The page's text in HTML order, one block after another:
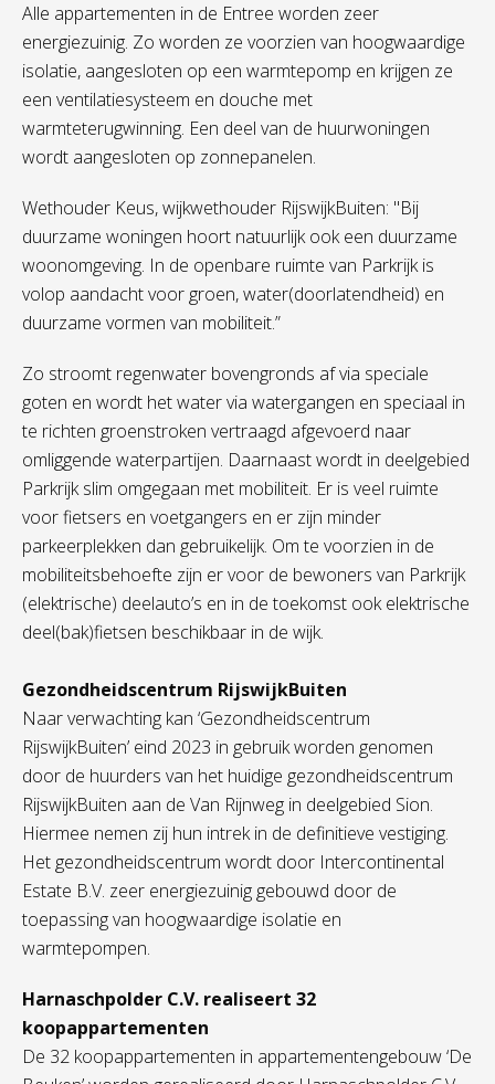
Alle appartementen in de Entree worden zeer
energiezuinig. Zo worden ze voorzien van hoogwaardige
isolatie, aangesloten op een warmtepomp en krijgen ze
een ventilatiesysteem en douche met
warmteterugwinning. Een deel van de huurwoningen
wordt aangesloten op zonnepanelen.
Wethouder Keus, wijkwethouder RijswijkBuiten: "Bij
duurzame woningen hoort natuurlijk ook een duurzame
woonomgeving. In de openbare ruimte van Parkrijk is
volop aandacht voor groen, water(doorlatendheid) en
duurzame vormen van mobiliteit.”
Zo stroomt regenwater bovengronds af via speciale
goten en wordt het water via watergangen en speciaal in
te richten groenstroken vertraagd afgevoerd naar
omliggende waterpartijen. Daarnaast wordt in deelgebied
Parkrijk slim omgegaan met mobiliteit. Er is veel ruimte
voor fietsers en voetgangers en er zijn minder
parkeerplekken dan gebruikelijk. Om te voorzien in de
mobiliteitsbehoefte zijn er voor de bewoners van Parkrijk
(elektrische) deelauto’s en in de toekomst ook elektrische
deel(bak)fietsen beschikbaar in de wijk.
Gezondheidscentrum RijswijkBuiten
Naar verwachting kan ‘Gezondheidscentrum
RijswijkBuiten’ eind 2023 in gebruik worden genomen
door de huurders van het huidige gezondheidscentrum
RijswijkBuiten aan de Van Rijnweg in deelgebied Sion.
Hiermee nemen zij hun intrek in de definitieve vestiging.
Het gezondheidscentrum wordt door Intercontinental
Estate B.V. zeer energiezuinig gebouwd door de
toepassing van hoogwaardige isolatie en
warmtepompen.
Harnaschpolder C.V. realiseert 32
koopappartementen
De 32 koopappartementen in appartementengebouw ‘De